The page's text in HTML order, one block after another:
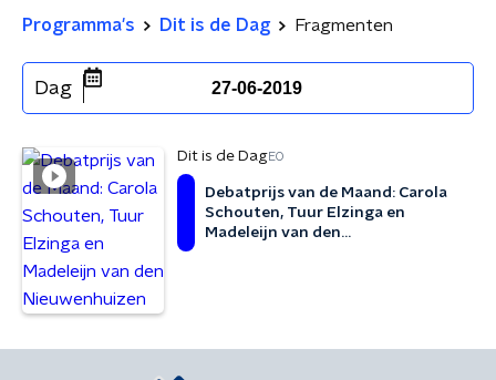
Programma's Dit is de Dag Fragmenten
Dag 27-06-2019
Dit is de DagEO
Debatprijs van de Maand: Carola
Schouten, Tuur Elzinga en
Madeleijn van den